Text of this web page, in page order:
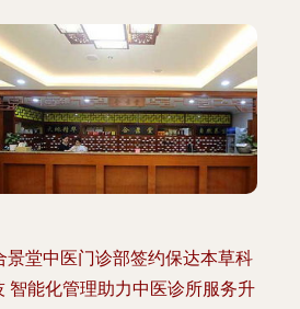
景堂中医门诊部签约保达本草科
智能化管理助力中医诊所服务升